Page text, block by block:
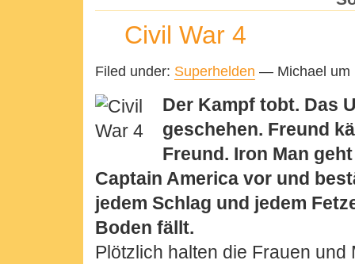
Civil War 4
Filed under: Superhelden — Michael um
Der Kampf tobt. Das
geschehen. Freund
Freund. Iron Man
Captain America vor und
jedem Schlag und jedem
Boden fällt.
Plötzlich halten die Frauen und